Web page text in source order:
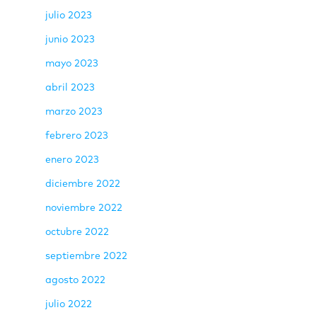
julio 2023
junio 2023
mayo 2023
abril 2023
marzo 2023
febrero 2023
enero 2023
diciembre 2022
noviembre 2022
octubre 2022
septiembre 2022
agosto 2022
julio 2022